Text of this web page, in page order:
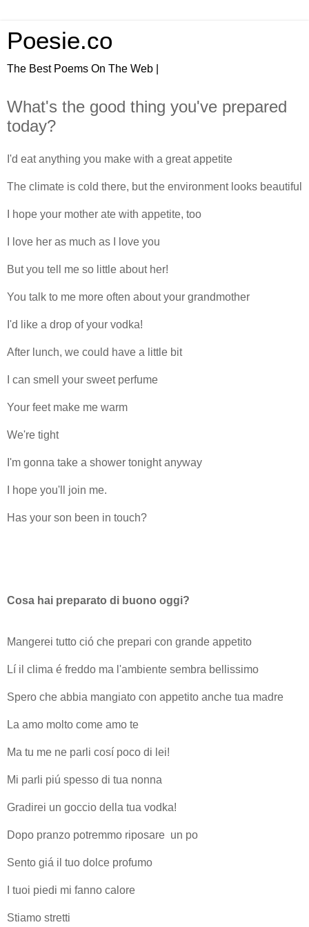
Poesie.co
The Best Poems On The Web |
What's the good thing you've prepared
today?
I'd eat anything you make with a great appetite
The climate is cold there, but the environment looks beautiful
I hope your mother ate with appetite, too
I love her as much as I love you
But you tell me so little about her!
You talk to me more often about your grandmother
I'd like a drop of your vodka!
After lunch, we could have a little bit
I can smell your sweet perfume
Your feet make me warm
We're tight
I'm gonna take a shower tonight anyway
I hope you'll join me.
Has your son been in touch?
Cosa hai preparato di buono oggi?
Mangerei tutto ció che prepari con grande appetito
Lí il clima é freddo ma l'ambiente sembra bellissimo
Spero che abbia mangiato con appetito anche tua madre
La amo molto come amo te
Ma tu me ne parli cosí poco di lei!
Mi parli piú spesso di tua nonna
Gradirei un goccio della tua vodka!
Dopo pranzo potremmo riposare un po
Sento giá il tuo dolce profumo
I tuoi piedi mi fanno calore
Stiamo stretti